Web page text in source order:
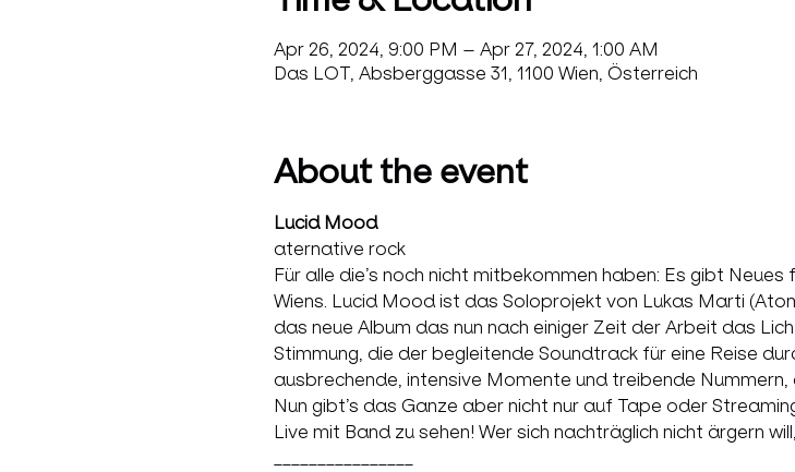
Apr 26, 2024, 9:00 PM – Apr 27, 2024, 1:00 AM
Das LOT, Absberggasse 31, 1100 Wien, Österreich
About the event
Lucid Mood
aternative rock
Für alle die’s noch nicht mitbekommen haben: Es gibt
Wiens. Lucid Mood ist das Soloprojekt von Lukas Marti
das neue Album das nun nach einiger Zeit der Arbeit das
Stimmung, die der begleitende Soundtrack für eine Reise
ausbrechende, intensive Momente und treibende Nummern,
Nun gibt’s das Ganze aber nicht nur auf Tape oder
Live mit Band zu sehen! Wer sich nachträglich nicht ärgern